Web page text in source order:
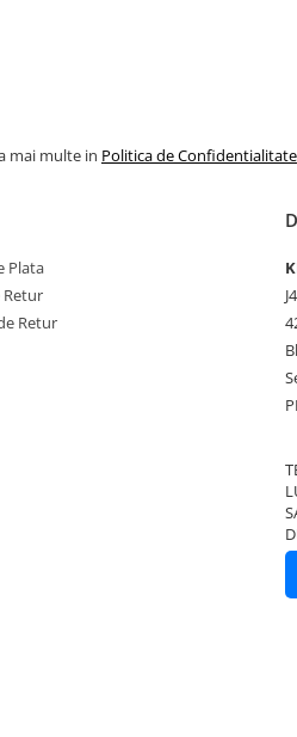
mai multe in Politica de Confidentialitate
Plata
Retur
Retur